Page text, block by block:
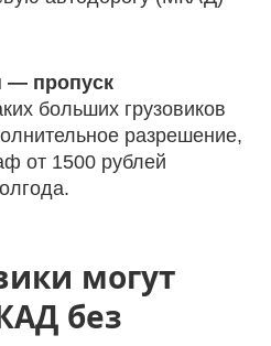
— пропуск
больших грузовиков
разрешение,
от 1500 рублей
могут
без